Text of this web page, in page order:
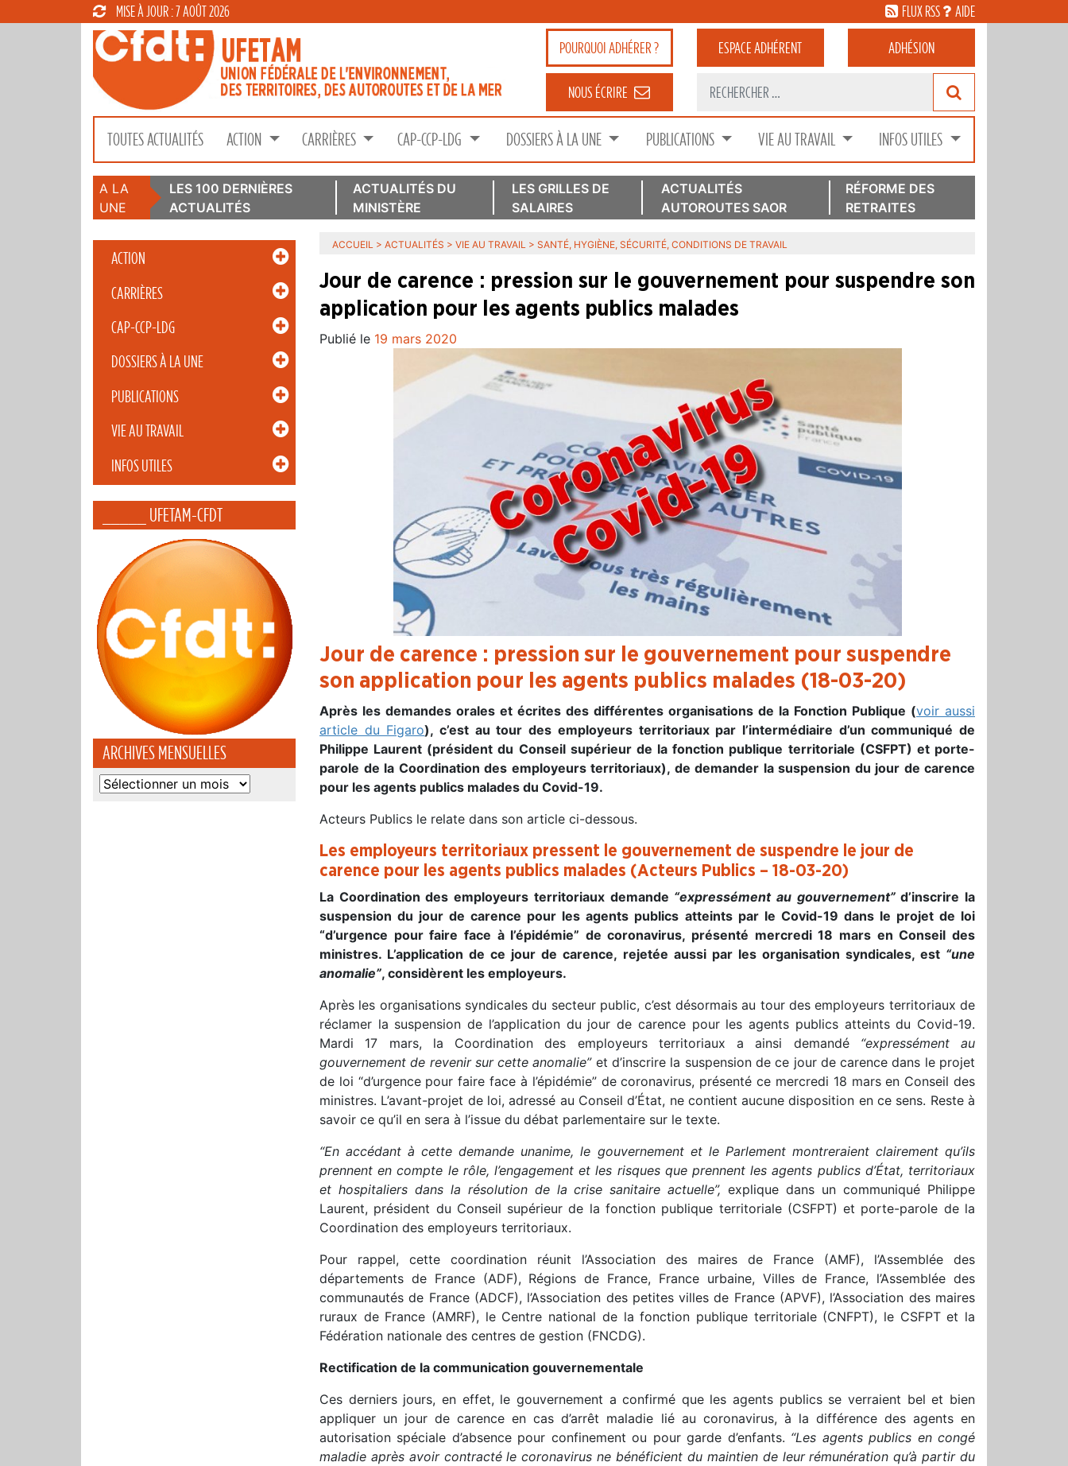
MISE À JOUR : 7 AOÛT 2026 FLUX RSS AIDE
POURQUOIADHÉRER ? ESPACEADHÉRENT ADHÉSION
NOUS ÉCRIRE
TOUTES ACTUALITÉS ACTION CARRIÈRES CAP-CCP-LDG DOSSIERS À LA UNE PUBLICATIONS VIE AU TRAVAIL INFOS UTILES
A LA
UNE
LES 100 DERNIÈRES
ACTUALITÉS
ACTUALITÉS DU
MINISTÈRE
LES GRILLES DE
SALAIRES
ACTUALITÉS
AUTOROUTES SAOR
RÉFORME DES
RETRAITES
ACTION
CARRIÈRES
CAP-CCP-LDG
DOSSIERS À LA UNE
PUBLICATIONS
VIE AU TRAVAIL
INFOS UTILES
_____ UFETAM-CFDT
ARCHIVES MENSUELLES
Archives
ACCUEIL > ACTUALITÉS > VIE AU TRAVAIL > SANTÉ, HYGIÈNE, SÉCURITÉ, CONDITIONS DE TRAVAIL
Jour de carence : pression sur le gouvernement pour suspendre son
application pour les agents publics malades
Publié le 19 mars 2020
Jour de carence : pression sur le gouvernement pour suspendre
son application pour les agents publics malades (18-03-20)
Après les demandes orales et écrites des différentes organisations de la Fonction Publique (voir aussi
article du Figaro), c’est au tour des employeurs territoriaux par l’intermédiaire d’un communiqué de
Philippe Laurent (président du Conseil supérieur de la fonction publique territoriale (CSFPT) et porte-
parole de la Coordination des employeurs territoriaux), de demander la suspension du jour de carence
pour les agents publics malades du Covid-19.
Acteurs Publics le relate dans son article ci-dessous.
Les employeurs territoriaux pressent le gouvernement de suspendre le jour de
carence pour les agents publics malades (Acteurs Publics – 18-03-20)
La Coordination des employeurs territoriaux demande “expressément au gouvernement”d’inscrire la
suspension du jour de carence pour les agents publics atteints par le Covid-19 dans le projet de loi
“d’urgence pour faire face à l’épidémie” de coronavirus, présenté mercredi 18 mars en Conseil des
ministres. L’application de ce jour de carence, rejetée aussi par les organisation syndicales, est “une
anomalie”, considèrent les employeurs.
Après les organisations syndicales du secteur public, c’est désormais au tour des employeurs territoriaux de
réclamer la suspension de l’application du jour de carence pour les agents publics atteints du Covid-19.
Mardi 17 mars, la Coordination des employeurs territoriaux a ainsi demandé “expressément au
gouvernement de revenir sur cette anomalie”et d’inscrire la suspension de ce jour de carence dans le projet
de loi “d’urgence pour faire face à l’épidémie” de coronavirus, présenté ce mercredi 18 mars en Conseil des
ministres. L’avant-projet de loi, adressé au Conseil d’État, ne contient aucune disposition en ce sens. Reste à
savoir ce qu’il en sera à l’issue du débat parlementaire sur le texte.
“En accédant à cette demande unanime, le gouvernement et le Parlement montreraient clairement qu’ils
prennent en compte le rôle, l’engagement et les risques que prennent les agents publics d’État, territoriaux
et hospitaliers dans la résolution de la crise sanitaire actuelle”,explique dans un communiqué Philippe
Laurent, président du Conseil supérieur de la fonction publique territoriale (CSFPT) et porte-parole de la
Coordination des employeurs territoriaux.
Pour rappel, cette coordination réunit l’Association des maires de France (AMF), l’Assemblée des
départements de France (ADF), Régions de France, France urbaine, Villes de France, l’Assemblée des
communautés de France (ADCF), l’Association des petites villes de France (APVF), l’Association des maires
ruraux de France (AMRF), le Centre national de la fonction publique territoriale (CNFPT), le CSFPT et la
Fédération nationale des centres de gestion (FNCDG).
Rectification de la communication gouvernementale
Ces derniers jours, en effet, le gouvernement a confirmé que les agents publics se verraient bel et bien
appliquer un jour de carence en cas d’arrêt maladie lié au coronavirus, à la différence des agents en
autorisation spéciale d’absence pour confinement ou pour garde d’enfants. “Les agents publics en congé
maladie après avoir contracté le coronavirus ne bénéficient du maintien de leur rémunération qu’à partir du